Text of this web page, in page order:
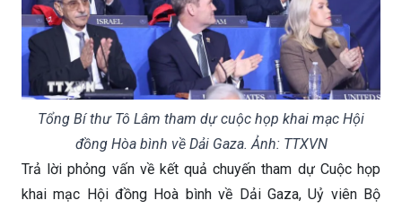
Tổng Bí thư Tô Lâm tham dự cuộc họp khai mạc Hội
đồng Hòa bình về Dải Gaza. Ảnh: TTXVN
Trả lời phỏng vấn về kết quả chuyến tham dự Cuộc họp
khai mạc Hội đồng Hoà bình về Dải Gaza, Uỷ viên Bộ